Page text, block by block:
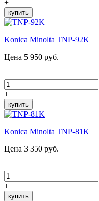
+
купить
Konica Minolta TNP-92K
Цена 5 950 руб.
−
+
купить
Konica Minolta TNP-81K
Цена 3 350 руб.
−
+
купить